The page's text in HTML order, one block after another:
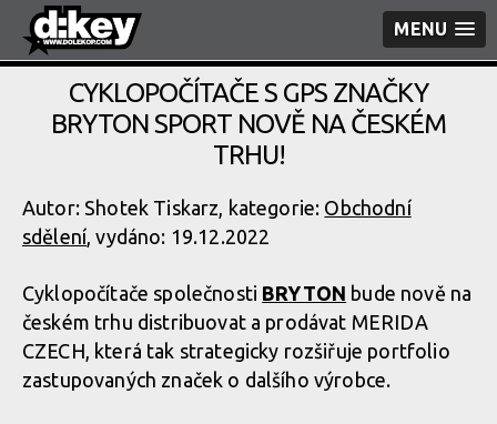
MENU
CYKLOPOČÍTAČE S GPS ZNAČKY
BRYTON SPORT NOVĚ NA ČESKÉM
TRHU!
Autor: Shotek Tiskarz, kategorie: Obchodní
sdělení, vydáno: 19.12.2022
Cyklopočítače společnosti BRYTON bude nově na
českém trhu distribuovat a prodávat MERIDA
CZECH, která tak strategicky rozšiřuje portfolio
zastupovaných značek o dalšího výrobce.